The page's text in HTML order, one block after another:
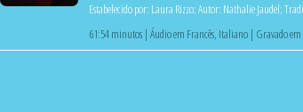
Estabelecido por: Laura Rizzo;Autor: Nathalie Jaudel;
61:54 minutos | Áudio em Francês, Italiano | Gravado